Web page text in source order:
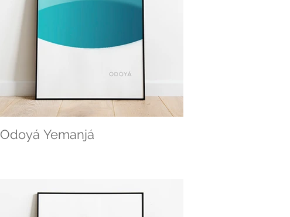
Odoyá Yemanjá